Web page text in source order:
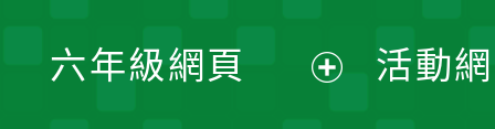
單
選
開
六年級網頁
活動